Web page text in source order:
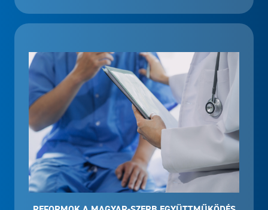
REFORMOK A MAGYAR-SZERB EGYÜTTMŰKÖDÉS